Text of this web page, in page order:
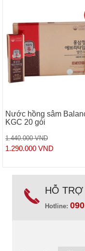
Nước hồng sâm
KGC 20 gói
1.440.000 VND
1.290.000 VND
HỖ
Hotline: